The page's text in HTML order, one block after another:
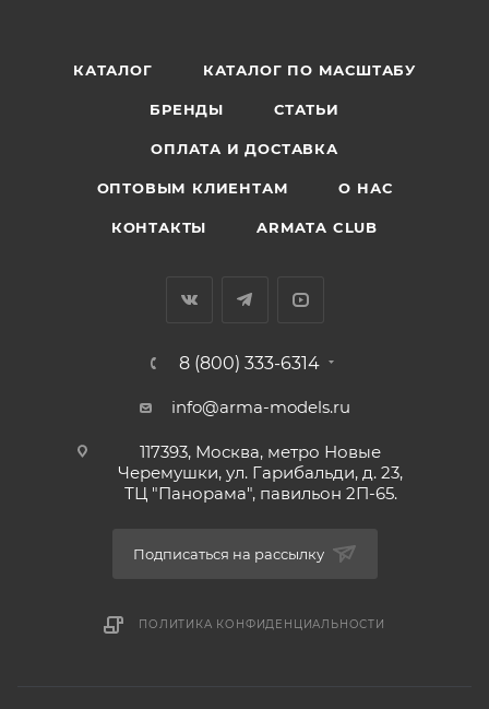
КАТАЛОГ КАТАЛОГ ПО МАСШТАБУ
БРЕНДЫ СТАТЬИ
ОПЛАТА И ДОСТАВКА
ОПТОВЫМ КЛИЕНТАМ О НАС
КОНТАКТЫ ARMATA CLUB
8 (800) 333-6314
info@arma-models.ru
117393, Москва, метро Новые
Черемушки, ул. Гарибальди, д. 23,
ТЦ "Панорама", павильон 2П-65.
Подписаться на рассылку
ПОЛИТИКА КОНФИДЕНЦИАЛЬНОСТИ